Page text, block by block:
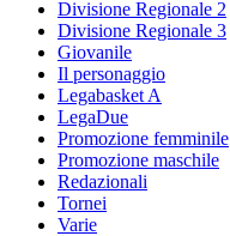
Divisione Regionale 2
Divisione Regionale 3
Giovanile
Il personaggio
Legabasket A
LegaDue
Promozione femminile
Promozione maschile
Redazionali
Tornei
Varie